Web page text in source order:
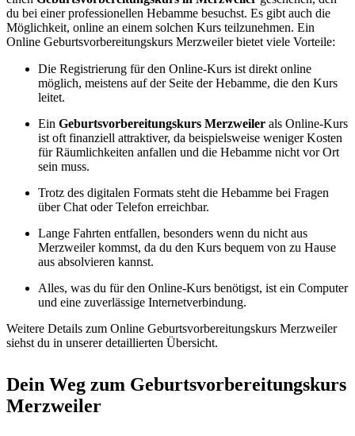
du bei einer professionellen Hebamme besuchst. Es gibt auch die
Möglichkeit, online an einem solchen Kurs teilzunehmen. Ein
Online Geburtsvorbereitungskurs Merzweiler bietet viele Vorteile:
Die Registrierung für den Online-Kurs ist direkt online
möglich, meistens auf der Seite der Hebamme, die den Kurs
leitet.
Ein Geburtsvorbereitungskurs Merzweiler als Online-Kurs
ist oft finanziell attraktiver, da beispielsweise weniger Kosten
für Räumlichkeiten anfallen und die Hebamme nicht vor Ort
sein muss.
Trotz des digitalen Formats steht die Hebamme bei Fragen
über Chat oder Telefon erreichbar.
Lange Fahrten entfallen, besonders wenn du nicht aus
Merzweiler kommst, da du den Kurs bequem von zu Hause
aus absolvieren kannst.
Alles, was du für den Online-Kurs benötigst, ist ein Computer
und eine zuverlässige Internetverbindung.
Weitere Details zum Online Geburtsvorbereitungskurs Merzweiler
siehst du in unserer detaillierten Übersicht.
Dein Weg zum Geburtsvorbereitungskurs
Merzweiler